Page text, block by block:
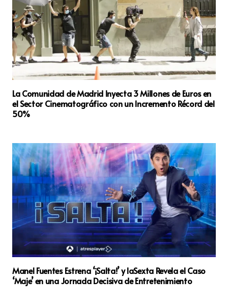
La Comunidad de Madrid Inyecta 3 Millones de Euros en
el Sector Cinematográfico con un Incremento Récord del
50%
Manel Fuentes Estrena ‘¡Salta!’ y laSexta Revela el Caso
‘Maje’ en una Jornada Decisiva de Entretenimiento